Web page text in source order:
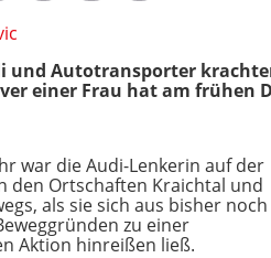
und Autotransporter
einer Frau hat am frühen
war die Audi-Lenkerin auf der
den Ortschaften Kraichtal und
als sie sich aus bisher noch
zu einer
Aktion hinreißen ließ.